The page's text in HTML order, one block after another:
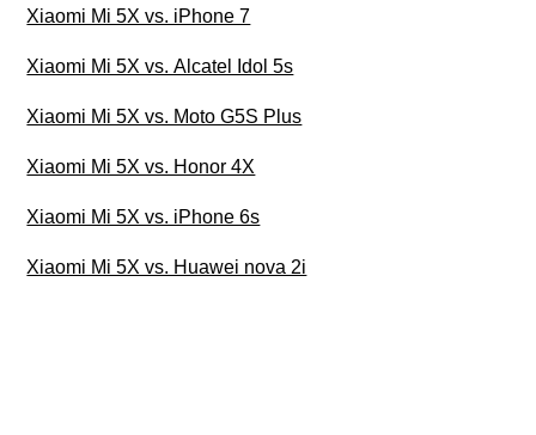
Xiaomi Mi 5X vs. iPhone 7
Xiaomi Mi 5X vs. Alcatel Idol 5s
Xiaomi Mi 5X vs. Moto G5S Plus
Xiaomi Mi 5X vs. Honor 4X
Xiaomi Mi 5X vs. iPhone 6s
Xiaomi Mi 5X vs. Huawei nova 2i